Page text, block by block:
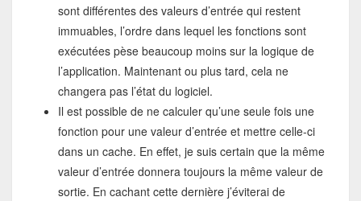
sont différentes des valeurs d’entrée qui restent
immuables, l’ordre dans lequel les fonctions sont
exécutées pèse beaucoup moins sur la logique de
l’application. Maintenant ou plus tard, cela ne
changera pas l’état du logiciel.
Il est possible de ne calculer qu’une seule fois une
fonction pour une valeur d’entrée et mettre celle-ci
dans un cache. En effet, je suis certain que la même
valeur d’entrée donnera toujours la même valeur de
sortie. En cachant cette dernière j’éviterai de